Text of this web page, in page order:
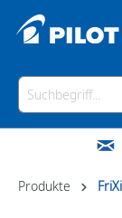
Produkte